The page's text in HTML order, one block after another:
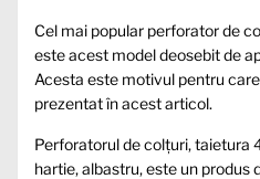
Cel mai popular perforator de
este acest model deosebit de
Acesta este motivul pentru
prezentat în acest articol.
Perforatorul de colțuri, taietura
hartie, albastru, este un produs